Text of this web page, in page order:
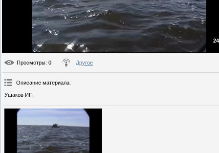
Просмотры: 0 Другое
Описание материала:
Ушаков ИП